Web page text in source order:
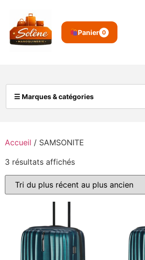
Panier 0
☰ Marques & catégories
Accueil / SAMSONITE
3 résultats affichés